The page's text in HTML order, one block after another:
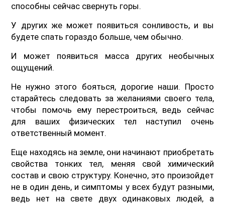
способны сейчас свернуть горы.
У других же может появиться сонливость, и вы
будете спать гораздо больше, чем обычно.
И может появиться масса других необычных
ощущений.
Не нужно этого бояться, дорогие наши. Просто
старайтесь следовать за желаниями своего тела,
чтобы помочь ему перестроиться, ведь сейчас
для ваших физических тел наступил очень
ответственный момент.
Еще находясь на земле, они начинают приобретать
свойства тонких тел, меняя свой химический
состав и свою структуру. Конечно, это произойдет
не в один день, и симптомы у всех будут разными,
ведь нет на свете двух одинаковых людей, а